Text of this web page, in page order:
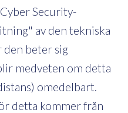
​​Security-
av den tekniska
den beter sig
medveten om detta
omedelbart.
detta kommer från